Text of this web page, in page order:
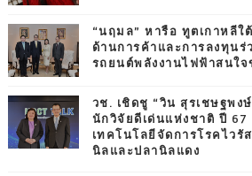
“นฤมล” หารือ ทูตเกาหลี
ด้านการค้าและการลงทุนร่
รถยนต์พลังงานไฟฟ้าสนใ
วช. เชิดชู “วิน สุรเชษฐพง
นักวิจัยดีเด่นแห่งชาติ ปี
เทคโนโลยีจัดการโรคไว
นิลและปลานิลแดง